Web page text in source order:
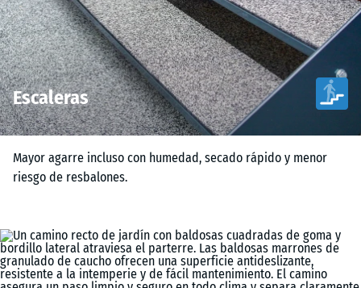
Escaleras
Mayor agarre incluso con humedad, secado rápido y menor
riesgo de resbalones.